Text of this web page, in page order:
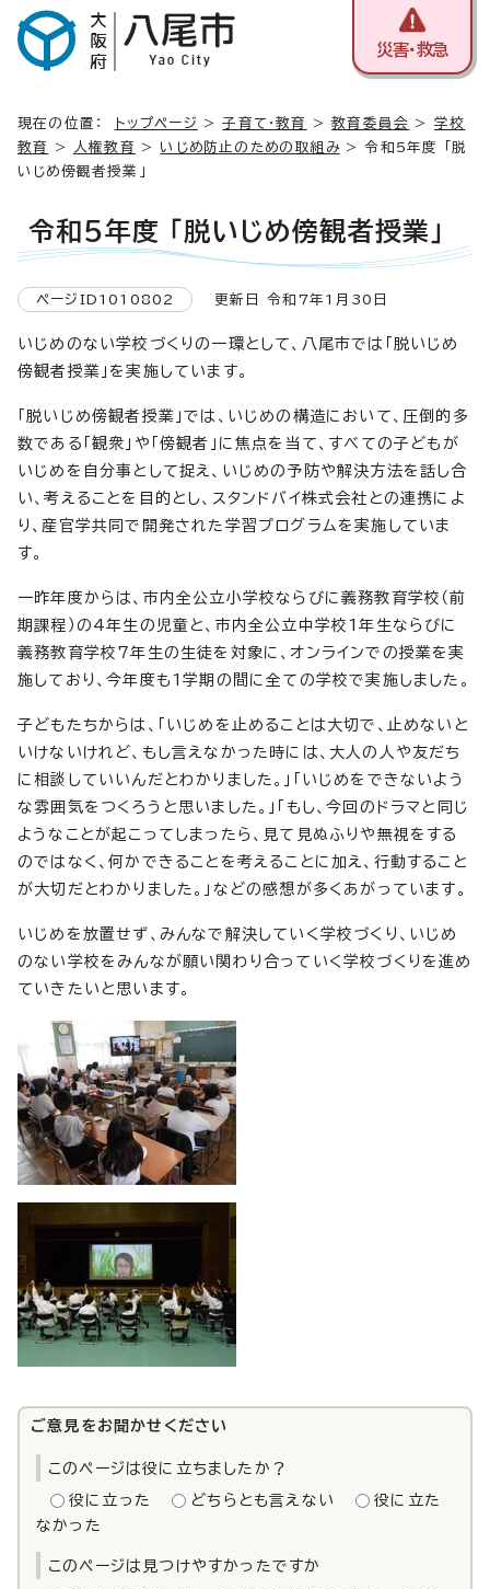
災害・救急
現在の位置： トップページ >子育て・教育 >教育委員会 > 学校
教育
> 人権教育 > いじめ防止のための取組み> 令和5年度 「脱
いじめ傍観者授業」
令和5年度 「脱いじめ傍観者授業」
ページID1010802 更新日 令和7年1月30日
いじめのない学校づくりの一環として、八尾市では「脱いじめ
傍観者授業」を実施しています。
「脱いじめ傍観者授業」では、いじめの構造において、圧倒的多
数である「観衆」や「傍観者」に焦点を当て、すべての子どもが
いじめを自分事として捉え、いじめの予防や解決方法を話し合
い、考えることを目的とし、スタンドバイ株式会社との連携によ
り、産官学共同で開発された学習プログラムを実施していま
す。
一昨年度からは、市内全公立小学校ならびに義務教育学校（前
期課程）の4年生の児童と、市内全公立中学校1年生ならびに
義務教育学校7年生の生徒を対象に、オンラインでの授業を実
施しており、今年度も1学期の間に全ての学校で実施しました。
子どもたちからは、「いじめを止めることは大切で、止めないと
いけないけれど、もし言えなかった時には、大人の人や友だち
に相談していいんだとわかりました。」「いじめをできないよう
な雰囲気をつくろうと思いました。」「もし、今回のドラマと同じ
ようなことが起こってしまったら、見て見ぬふりや無視をする
のではなく、何かできることを考えることに加え、行動すること
が大切だとわかりました。」などの感想が多くあがっています。
いじめを放置せず、みんなで解決していく学校づくり、いじめ
のない学校をみんなが願い関わり合っていく学校づくりを進め
ていきたいと思います。
ご意見をお聞かせください
このページは役に立ちましたか？
役に立った どちらとも言えない
役に立た
なかった
このページは見つけやすかったですか